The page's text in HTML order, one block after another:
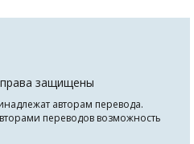
защищены
авторам перевода.
переводов возможность